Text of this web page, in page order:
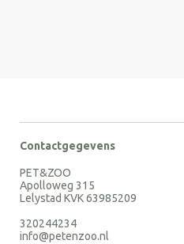
Contactgegevens
PET&ZOO
Apolloweg 315
Lelystad KVK 63985209
320244234
info@petenzoo.nl